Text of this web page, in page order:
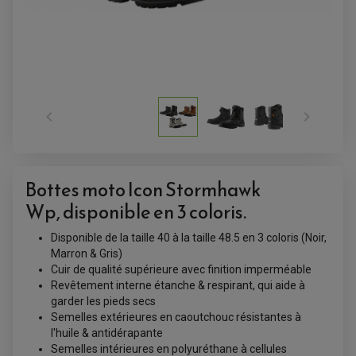
BAGAGERIE
BAGAGERIE SOUPLE
ACCESSOIRES QUAD
KIT DÉCO QUAD / SSV
KIT POIGNÉE DE GAZ QUAD
POIGNÉE QUAD
PROTÈGE-MAINS
PONTETS / REHAUSSES DE GUIDON
REPOSE PIED QUAD
BAGAGERIE / TREUIL / ATTELAGE
COFFRE / TOP CASE QUAD
TREUIL ET ATTELAGE QUAD-SSV
ÉCHAPPEMENT QUAD
ÉQUIPEMENT ÉLECTRIQUE
ACCESSOIRES ÉLECTRIQUE ENDURO
PLAQUE PHARE
COMPTEUR D'HEURE
DÉMARREUR
 
Bottes moto Icon Stormhawk
Wp, disponible en 3 coloris.
Disponible de la taille 40 à la taille 48.5 en 3 coloris (Noir,
Marron & Gris)
Cuir de qualité supérieure avec finition imperméable
Revêtement interne étanche & respirant, qui aide à
garder les pieds secs
Semelles extérieures en caoutchouc résistantes à
l'huile & antidérapante
Semelles intérieures en polyuréthane à cellules